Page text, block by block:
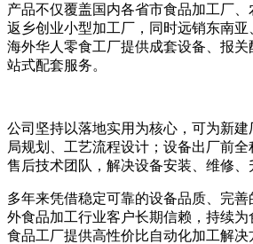
产品不仅覆盖国内各省市食品加工厂、
返乡创业小型加工厂，同时远销东南
海外华人零食工厂提供成套设备、报
站式配套服务。
公司坚持以落地实用为核心，可为新
局规划、工艺流程设计；设备出厂前
售后技术团队，解决设备安装、维修、
多年来凭借稳定可靠的设备品质、完
外食品加工行业客户长期信赖，持续
食品工厂提供高性价比自动化加工解决